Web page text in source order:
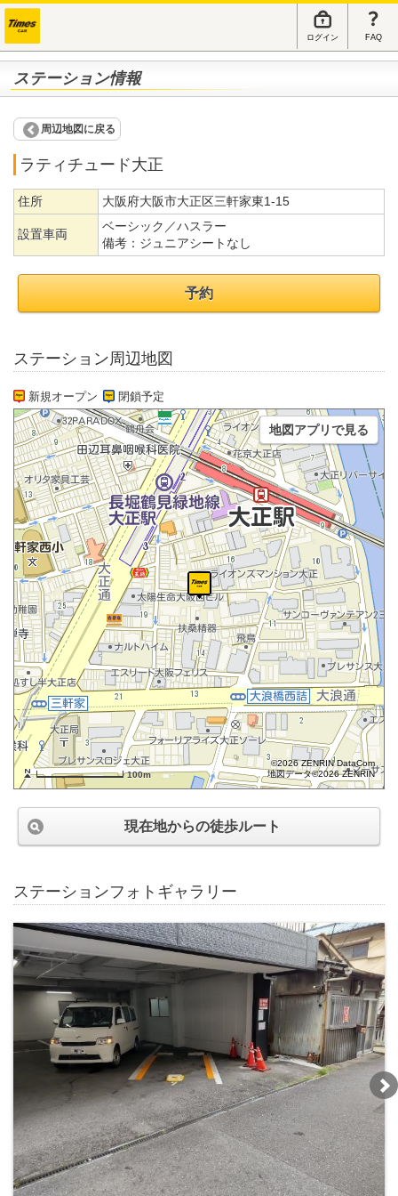
ログイン FAQ
ステーション情報
周辺地図に戻る
ラティチュード大正
住所 大阪府大阪市大正区三軒家東1-15
設置車両
ベーシック／ハスラー
備考： ジュニアシートなし
予約
ステーション周辺地図
新規オープン 閉鎖予定
100m
©2026 ZENRIN DataCom
地図データ©2026 ZENRIN
地図アプリで見る
現在地からの徒歩ルート
ステーションフォトギャラリー